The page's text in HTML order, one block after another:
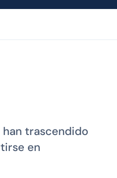
han trascendido
en